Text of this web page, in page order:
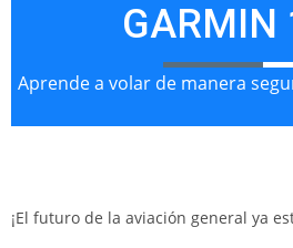
GARMIN
Aprende a volar de manera
¡El futuro de la aviación general ya